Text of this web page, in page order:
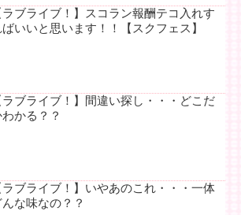
ラブライブ！】スコラン報酬テコ入れす
ばいいと思います！！【スクフェス】
ラブライブ！】間違い探し・・・どこだ
かる？？
ラブライブ！】いやあのこれ・・・一体
んな味なの？？